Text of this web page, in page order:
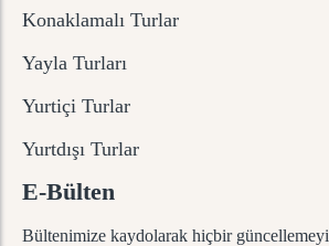
Konaklamalı Turlar
Yayla Turları
Yurtiçi Turlar
Yurtdışı Turlar
E-Bülten
Bültenimize kaydolarak hiçbir